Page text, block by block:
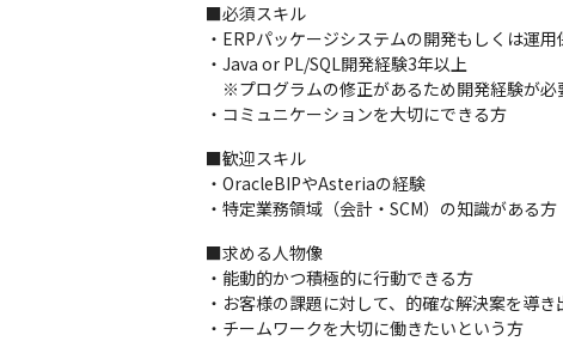
<募集背景>
売上過去最高記録を更新している当社では、今
準大手から中堅規模の企業に特化して、プラ
2030年には現在の3倍の売り上げ規模を達成
2020年にSHIFTグループへジョイン後は、ホ
■必須スキル
・ERPパッケージシステムの開発もしくは運
・Java or PL/SQL開発経験3年以上
※プログラムの修正があるため開発経験が必
・コミュニケーションを大切にできる方
■歓迎スキル
・OracleBIPやAsteriaの経験
・特定業務領域（会計・SCM）の知識がある方
■求める人物像
・能動的かつ積極的に行動できる方
・お客様の課題に対して、的確な解決案を導き
・チームワークを大切に働きたいという方